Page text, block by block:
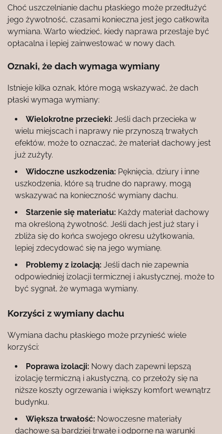
Choć uszczelnianie dachu płaskiego może przedłużyć
jego żywotność, czasami konieczna jest jego całkowita
wymiana. Warto wiedzieć, kiedy naprawa przestaje być
opłacalna i lepiej zainwestować w nowy dach.
Oznaki, że dach wymaga wymiany
Istnieje kilka oznak, które mogą wskazywać, że dach
płaski wymaga wymiany:
Wielokrotne przecieki: Jeśli dach przecieka w
wielu miejscach i naprawy nie przynoszą trwałych
efektów, może to oznaczać, że materiał dachowy jest
już zużyty.
Widoczne uszkodzenia: Pęknięcia, dziury i inne
uszkodzenia, które są trudne do naprawy, mogą
wskazywać na konieczność wymiany dachu.
Starzenie się materiału: Każdy materiał dachowy
ma określoną żywotność. Jeśli dach jest już stary i
zbliża się do końca swojego okresu użytkowania,
lepiej zdecydować się na jego wymianę.
Problemy z izolacją: Jeśli dach nie zapewnia
odpowiedniej izolacji termicznej i akustycznej, może to
być sygnał, że wymaga wymiany.
Korzyści z wymiany dachu
Wymiana dachu płaskiego może przynieść wiele
korzyści:
Poprawa izolacji: Nowy dach zapewni lepszą
izolację termiczną i akustyczną, co przełoży się na
niższe koszty ogrzewania i większy komfort wewnątrz
budynku.
Większa trwałość: Nowoczesne materiały
dachowe są bardziej trwałe i odporne na warunki